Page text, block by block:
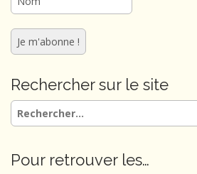
Rechercher sur le site
Rechercher :
Pour retrouver les…